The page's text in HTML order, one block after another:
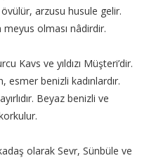
arzusu husule gelir.
meyus olması nâdirdir.
Kavs ve yıldızı Müşteri’dir.
esmer benizli kadınlardır.
Beyaz benizli ve
olarak Sevr, Sünbüle ve